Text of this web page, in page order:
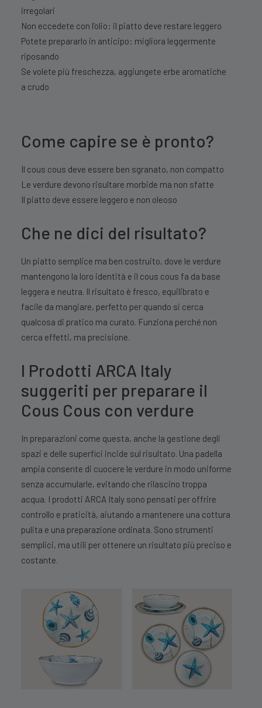
irregolari
Non eccedete con l’olio: il piatto deve restare leggero
Potete prepararlo in anticipo: migliora leggermente
riposando
Se volete più freschezza, aggiungete erbe aromatiche
a crudo
Come capire se è pronto?
Il cous cous deve essere ben sgranato, non compatto
Le verdure devono risultare morbide ma non sfatte
Il piatto deve essere leggero e non oleoso
Che ne dici del risultato?
Un piatto semplice ma ben costruito, dove le verdure
mantengono la loro identità e il cous cous fa da base
leggera e neutra. Il risultato è fresco, equilibrato e
facile da mangiare, perfetto per quando si cerca
qualcosa di pratico ma curato. Funziona perché non
cerca effetti, ma precisione.
I Prodotti ARCA Italy
suggeriti per preparare il
Cous Cous con verdure
In preparazioni come questa, anche la gestione degli
spazi e delle superfici incide sul risultato. Una padella
ampia consente di cuocere le verdure in modo uniforme
senza accumularle, evitando che rilascino troppa
acqua. I prodotti ARCA Italy sono pensati per offrire
controllo e praticità, aiutando a mantenere una cottura
pulita e una preparazione ordinata. Sono strumenti
semplici, ma utili per ottenere un risultato più preciso e
costante.